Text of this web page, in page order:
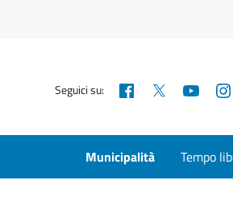
Seguici su: Facebook
Municipalità Tempo